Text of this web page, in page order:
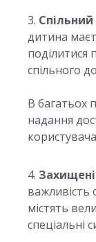
дитина
поділитися
спільного
В багатьох
надання
важливість
містять
спеціальні